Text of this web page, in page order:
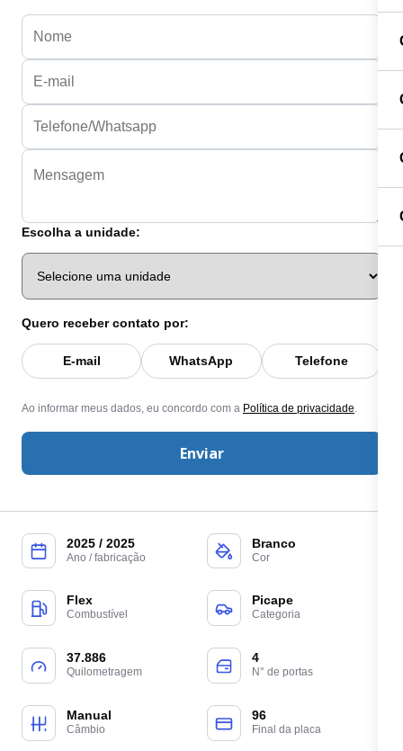
2025 / 2025
Ano / fabricação
Branco
Cor
Flex
Combustível
Picape
Categoria
37.886
Quilometragem
4
N° de portas
Manual
Câmbio
96
Final da placa
Escolha a unidade:
Quero receber contato por:
E-mail WhatsApp Telefone
Ao informar meus dados, eu concordo com a Política de privacidade
Enviar